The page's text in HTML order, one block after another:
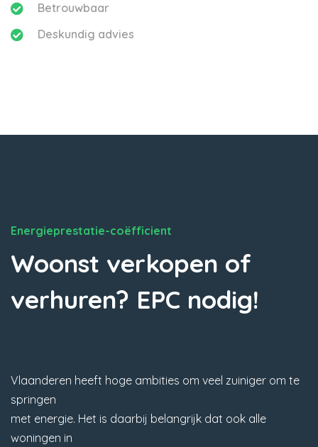
Betrouwbaar
Deskundig advies
Energieprestatie-coëfficient
Woonst verkopen of
verhuren? EPC nodig!
Vlaanderen heeft hoge ambities om veel zuiniger om te
springen
met energie. Het is daarbij belangrijk dat ook alle
woningen in